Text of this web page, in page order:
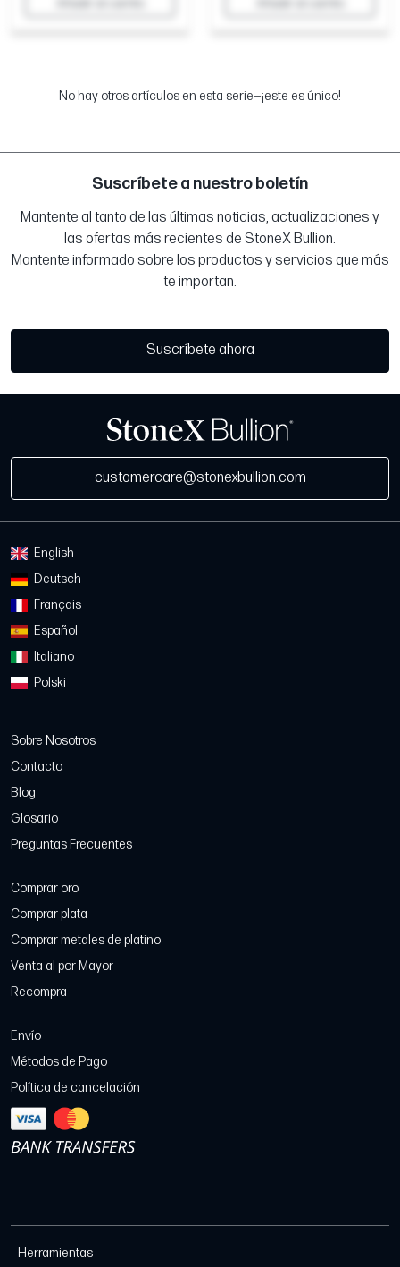
No hay otros artículos en esta serie—¡este es único!
Suscríbete a nuestro boletín
Mantente al tanto de las últimas noticias, actualizaciones y
las ofertas más recientes de StoneX Bullion.
Mantente informado sobre los productos y servicios que más
te importan.
Suscríbete ahora
customercare@stonexbullion.com
English
Deutsch
Français
Español
Italiano
Polski
Sobre Nosotros
Contacto
Blog
Glosario
Preguntas Frecuentes
Comprar oro
Comprar plata
Comprar metales de platino
Venta al por Mayor
Recompra
Envío
Métodos de Pago
Política de cancelación
Herramientas